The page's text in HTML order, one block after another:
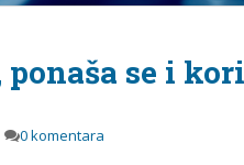
se i
0 komentara